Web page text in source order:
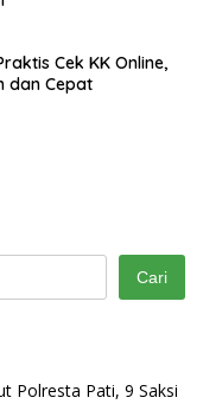
Cek KK Online,
dan Cepat
Cari
Polresta Pati, 9 Saksi